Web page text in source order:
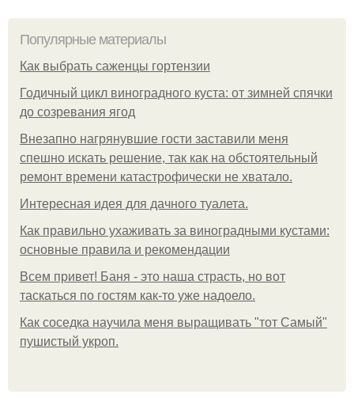
Популярные материалы
Как выбрать саженцы гортензии
Годичный цикл виноградного куста: от зимней спячки
до созревания ягод
Внезапно нагрянувшие гости заставили меня
спешно искать решение, так как на обстоятельный
ремонт времени катастрофически не хватало.
Интересная идея для дачного туалета.
Как правильно ухаживать за виноградными кустами:
основные правила и рекомендации
Всем привет! Баня - это наша страсть, но вот
таскаться по гостям как-то уже надоело.
Как соседка научила меня выращивать "тот Самый"
пушистый укроп.